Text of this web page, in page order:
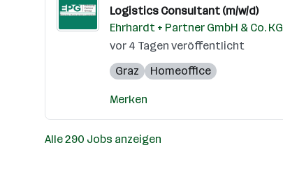
Logistics Consultant (m/w/d)
Ehrhardt + Partner GmbH & Co. KG
vor 4 Tagen veröffentlicht
Graz
Homeoffice
Merken
Alle 290 Jobs anzeigen